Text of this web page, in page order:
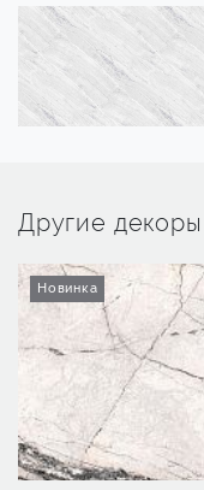
Другие декоры
Новинка